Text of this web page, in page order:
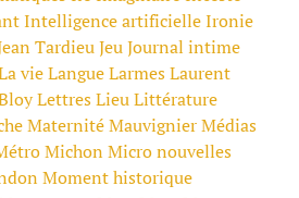
Intelligence artificielleIronie
TardieuJeuJournal intime
vieLangueLarmesLaurent
LettresLieuLittérature
MaternitéMauvignierMédias
Michon Micro nouvelles
Moment historique